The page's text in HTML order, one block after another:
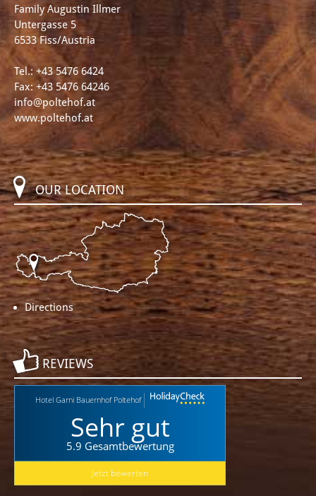
Family Augustin Illmer
Untergasse 5
6533 Fiss/Austria
Tel.: +43 5476 6424
Fax: +43 5476 64246
info@poltehof.at
www.poltehof.at
OUR LOCATION
Directions
REVIEWS
Hotel Garni Bauernhof Poltehof
Sehr gut
5.9 Gesamtbewertung
Jetzt bewerten